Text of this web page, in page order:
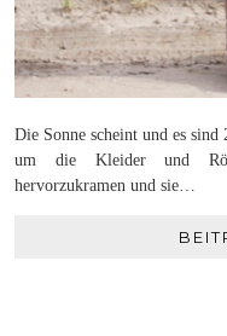
Die Sonne scheint und es
um die Kleider und
hervorzukramen und sie…